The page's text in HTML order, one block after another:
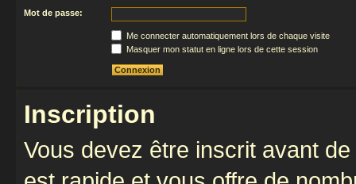
Mot de passe:
Me connecter automatiquement lors de chaque visite
Masquer mon statut en ligne lors de cette session
Inscription
Vous devez être inscrit avant